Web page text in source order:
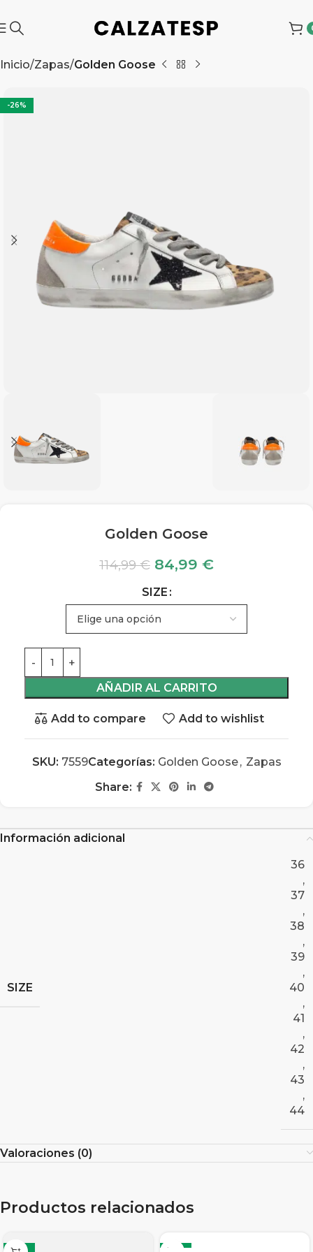
Inicio Zapas Golden Goose
-26%
Golden Goose
114,99€ 84,99 €
SIZE
AÑADIR AL CARRITO
Add to compare Add to wishlist
SKU: 7559Categorías: Golden Goose, Zapas
Share:
Información adicional
SIZE
36
,
37
,
38
,
39
,
40
,
41
,
42
,
43
,
44
Valoraciones (0)
Productos relacionados